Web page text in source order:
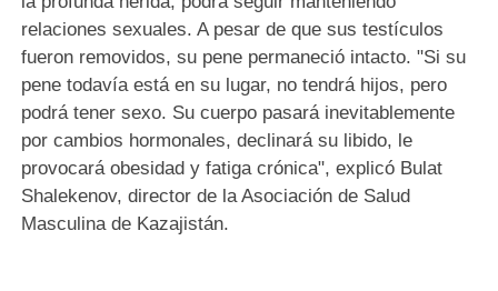
relaciones sexuales. A pesar de que sus testículos
fueron removidos, su pene permaneció intacto. "Si su
pene todavía está en su lugar, no tendrá hijos, pero
podrá tener sexo. Su cuerpo pasará inevitablemente
por cambios hormonales, declinará su libido, le
provocará obesidad y fatiga crónica", explicó Bulat
Shalekenov, director de la Asociación de Salud
Masculina de Kazajistán.